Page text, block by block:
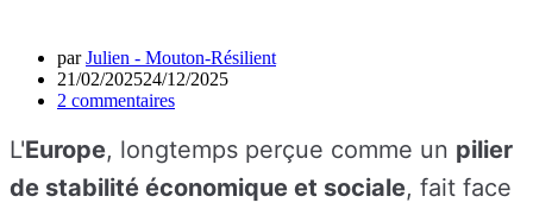
parJulien - Mouton-Résilient
21/02/202524/12/2025
2 commentaires
L'Europe, longtemps perçue comme un pilier
de stabilité économique et sociale, fait face